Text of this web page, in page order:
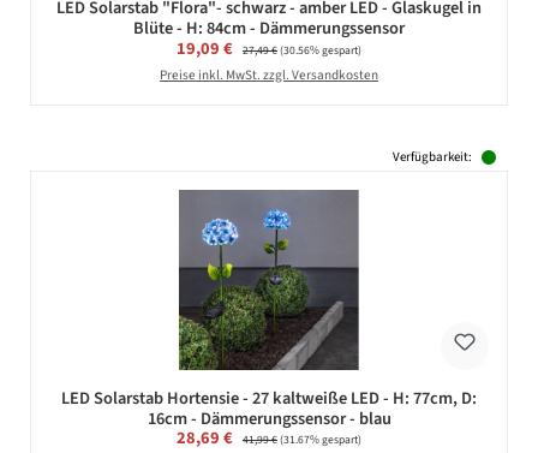
LED Solarstab "Flora"- schwarz - amber LED - Glaskugel in
Blüte - H: 84cm - Dämmerungssensor
Verkaufspreis:
19,09 € Regulärer Preis:
27,49 €(30.56% gespart)
Preise inkl. MwSt. zzgl. Versandkosten
Verfügbarkeit:
LED Solarstab Hortensie - 27 kaltweiße LED - H: 77cm, D:
16cm - Dämmerungssensor - blau
Verkaufspreis:
28,69 € Regulärer Preis:
41,99 €(31.67% gespart)